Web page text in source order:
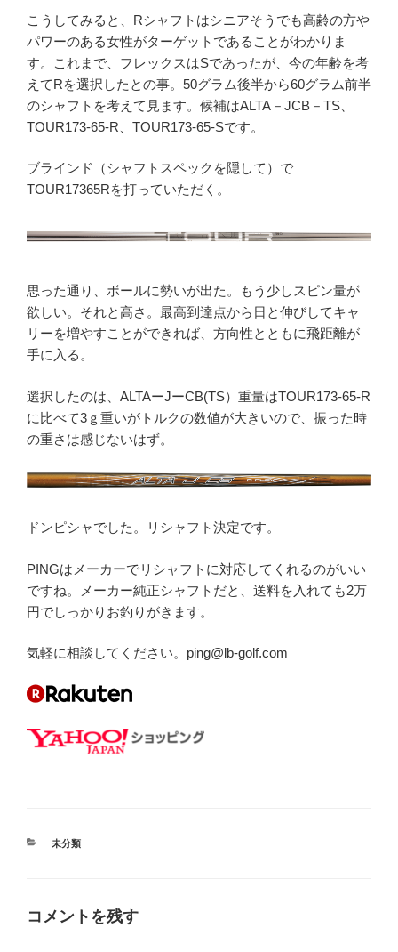
こうしてみると、Rシャフトはシニアそうでも高齢の方や
パワーのある女性がターゲットであることがわかりま
す。これまで、フレックスはSであったが、今の年齢を考
えてRを選択したとの事。50グラム後半から60グラム前半
のシャフトを考えて見ます。候補はALTA－JCB－TS、
TOUR173-65-R、TOUR173-65-Sです。
ブラインド（シャフトスペックを隠して）で
TOUR17365Rを打っていただく。
思った通り、ボールに勢いが出た。もう少しスピン量が
欲しい。それと高さ。最高到達点から日と伸びしてキャ
リーを増やすことができれば、方向性とともに飛距離が
手に入る。
選択したのは、ALTAーJーCB(TS）重量はTOUR173-65-R
に比べて3ｇ重いがトルクの数値が大きいので、振った時
の重さは感じないはず。
ドンピシャでした。リシャフト決定です。
PINGはメーカーでリシャフトに対応してくれるのがいい
ですね。メーカー純正シャフトだと、送料を入れても2万
円でしっかりお釣りがきます。
気軽に相談してください。ping@lb-golf.com
カ
未分類
コメントを残す